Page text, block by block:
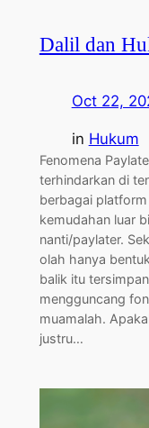
Dalil dan
Oct 22,
in Hukum
Fenomena
terhindarkan di
berbagai
kemudahan luar
nanti/paylater.
olah hanya
balik itu
mengguncang
muamalah.
justru…